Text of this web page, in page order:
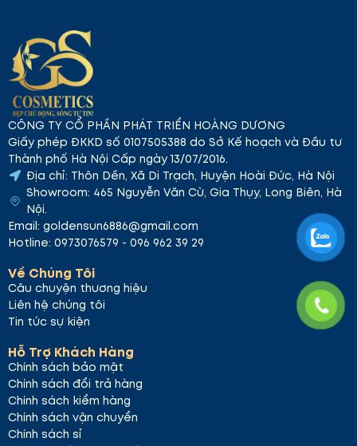
CÔNG TY CỔ PHẦN PHÁT TRIỂN HOÀNG DƯƠNG
Giấy phép ĐKKD số 0107505388 do Sở Kế hoạch và Đầu tư
Thành phố Hà Nội Cấp ngày 13/07/2016.
Địa chỉ: Thôn Dền, Xã Di Trạch, Huyện Hoài Đức, Hà Nội
Showroom: 465 Nguyễn Văn Cừ, Gia Thụy, Long Biên, Hà
Nội.
Email: goldensun6886@gmail.com
Hotline: 0973076579 - 096 962 39 29
Về Chúng Tôi
Câu chuyện thương hiệu
Liên hệ chúng tôi
Tin tức sự kiện
Hỗ Trợ Khách Hàng
Chính sách bảo mật
Chính sách đổi trả hàng
Chính sách kiểm hàng
Chính sách vận chuyển
Chính sách sỉ